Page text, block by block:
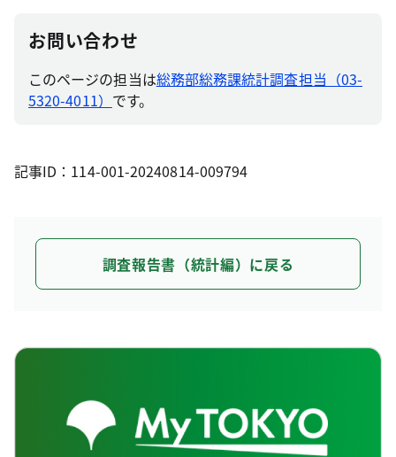
お問い合わせ
このページの担当は総務部総務課統計調査担当（03-
5320-4011） です。
記事ID：114-001-20240814-009794
調査報告書（統計編）に戻る